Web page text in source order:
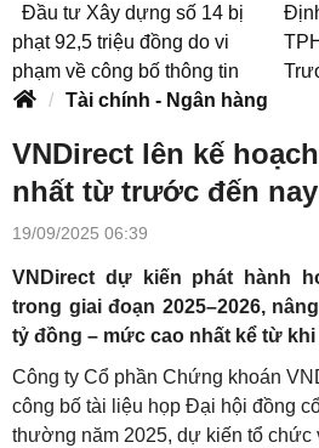
Đầu tư Xây dựng số 14 bị
phạt 92,5 triệu đồng do vi
phạm về công bố thông tin
Tài chính - Ngân hàng
VNDirect lên kế
nhất từ trước đến nay
19/09/2025 06:39
VNDirect dự kiến phát hành
trong giai đoạn 2025–2026,
tỷ đồng – mức cao nhất kể từ khi
Công ty Cổ phần Chứng khoán
công bố tài liệu họp Đại hội đồng
thường năm 2025, dự kiến tổ chức